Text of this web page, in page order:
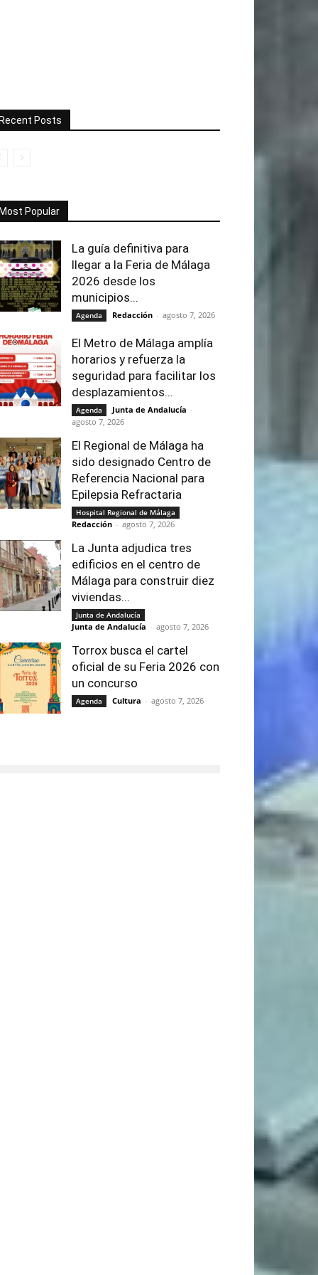
Posts
Popular
La guía definitiva para
llegar a la Feria de Málaga
2026 desde los
municipios...
Agenda Redacción - agosto 7, 2026
El Metro de Málaga amplía
horarios y refuerza la
seguridad para facilitar los
desplazamientos...
Agenda Junta de Andalucía -
agosto 7, 2026
El Regional de Málaga ha
sido designado Centro de
Referencia Nacional para
Epilepsia Refractaria
Hospital Regional de Málaga
Redacción - agosto 7, 2026
La Junta adjudica tres
edificios en el centro de
Málaga para construir diez
viviendas...
Junta de Andalucía
Junta de Andalucía - agosto 7, 2026
Torrox busca el cartel
oficial de su Feria 2026 con
un concurso
Agenda Cultura - agosto 7, 2026